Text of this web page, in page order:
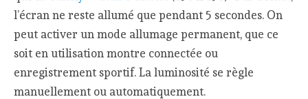
l’écran ne reste allumé que pendant 5 secondes. On
peut activer un mode allumage permanent, que ce
soit en utilisation montre connectée ou
enregistrement sportif. La luminosité se règle
manuellement ou automatiquement.